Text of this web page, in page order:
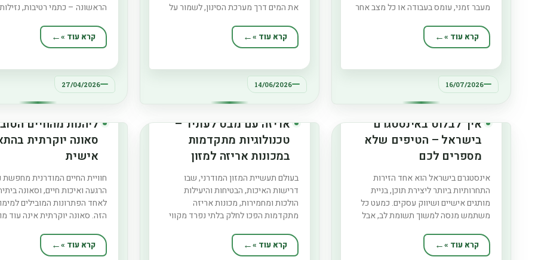
מעבר זמני, עומס בעבודה או כל מצב אחר
הרגיל שלו דורשים מציאת פתרון בטוח
ואיכותי. בשנים האחרונות הפכו מלונות
שמחפשים
קרא עוד »
16/07/2026
את המים דרך מערכת הסינון, לשמור על
אצות וחיידקים. בחירה נכונה של משאבה
יכולה לשפר משמעותית את איכות המים,
חיי הבריכה
קרא עוד »
14/06/2026
הראשונה – כתמי רטיבות,
משפיע על איכות החיים בתוך
בישראל, ובמיוחד באזורים עם
להתמודד
קרא עוד »
27/04/2026
איך לבלוט באינסטגרם
בישראל – הטיפים שלא
מספרים לכם
אינסטגרם בישראל הוא אחד הזירות
התחרותיות ביותר ליצירת תוכן, בניית
מותגים אישיים ושיווק עסקים. כמעט כל
משתמש מנסה למשוך תשומת לב, אבל
הרעש. רוב האנשים מכירים את הטיפים
הבסיסיים – לפרסם תוכן איכותי,
קרא עוד »
אריזה עם מבט לעתיד –
טכנולוגיות מתקדמות
במכונות אריזה למזון
בעולם תעשיית המזון המודרני, שבו
דרישות האיכות, הבטיחות והיעילות
הולכות ומחמירות, מכונות אריזה
מתקדמות הפכו לחלק בלתי נפרד מקווי
ברובו, כיום הוא נשען על טכנולוגיות חכמות
שמאפשרות מהירות גבוהה, דיוק מרבי
קרא עוד »
ליהנות מהחיים
סאונה יוקרתית
אישית
חוויית החיים המודרנית מחפשת
הרגעה ואיכות חיים, וסאונה
לאחד הפתרונות המובילים
הזה. סאונה יוקרתית אינה עוד
ושיפור איכות החיים בבית. היא
רגעים של ניתוק מהשגרה,
קרא עוד »